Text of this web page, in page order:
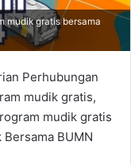
mudik gratis bersama
Perhubungan
mudik gratis,
mudik gratis
BUMN